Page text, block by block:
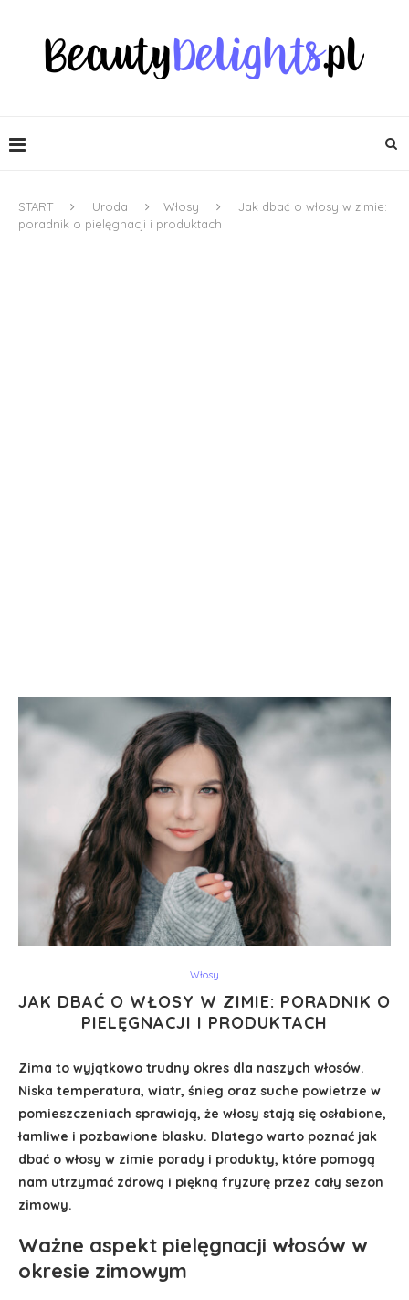
START Uroda Włosy
Jak dbać o włosy w zimie:
poradnik o pielęgnacji i produktach
Włosy
JAK DBAĆ O WŁOSY W ZIMIE: PORADNIK O
PIELĘGNACJI I PRODUKTACH
Zima to wyjątkowo trudny okres dla naszych włosów.
Niska temperatura, wiatr, śnieg oraz suche powietrze w
pomieszczeniach sprawiają, że włosy stają się osłabione,
łamliwe i pozbawione blasku. Dlatego warto poznać jak
dbać o włosy w zimie porady i produkty, które pomogą
nam utrzymać zdrową i piękną fryzurę przez cały sezon
zimowy.
Ważne aspekt pielęgnacji włosów w
okresie zimowym